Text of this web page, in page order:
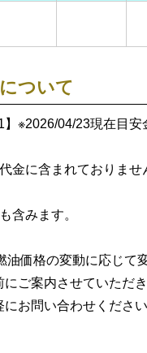
ついて
】※2026/04/23現在目安
金に含まれておりませ
含みます。
価格の変動に応じて
ご案内させていただき
お問い合わせください